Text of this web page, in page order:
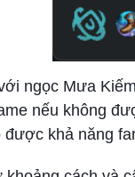
ngọc Mưa
nếu không
khả năng